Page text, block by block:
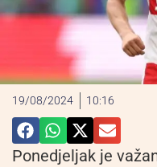
19/08/2024 10:16
Ponedjeljak je